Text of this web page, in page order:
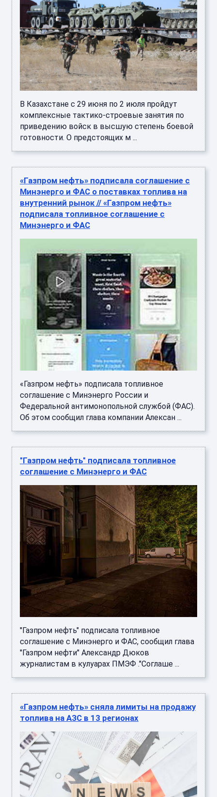
В Казахстане с 29 июня по 2 июля пройдут
комплексные тактико-строевые занятия по
приведению войск в высшую степень боевой
готовности. О предстоящих м ...
«Газпром нефть» подписала соглашение с
Минэнерго и ФАС о поставках топлива на
внутренний рынок // «Газпром нефть»
подписала топливное соглашение с
Минэнерго и ФАС
«Газпром нефть» подписала топливное
соглашение с Минэнерго России и
Федеральной антимонопольной службой (ФАС).
Об этом сообщил глава компании Алексан ...
"Газпром нефть" подписала топливное
соглашение с Минэнерго и ФАС
"Газпром нефть" подписала топливное
соглашение с Минэнерго и ФАС, сообщил глава
"Газпром нефти" Александр Дюков
журналистам в кулуарах ПМЭФ ."Соглаше ...
«Газпром нефть» сняла лимиты на продажу
топлива на АЗС в 13 регионах